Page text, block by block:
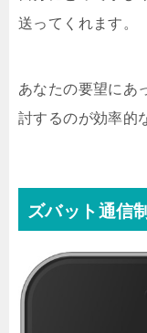
送ってくれます。
あなたの要望にあ
討するのが効率的
ズバット通信